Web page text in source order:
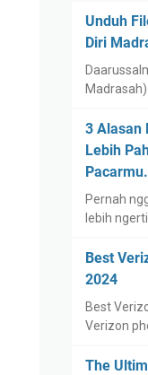
Unduh
Diri
Madrasah)
3 Alasan
Lebih
Pacarmu.
Pernah
lebih ngerti
Best
2024
Best
Verizon
The